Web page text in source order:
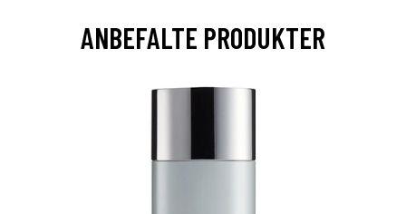
ANBEFALTE PRODUKTER